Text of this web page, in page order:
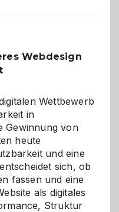
Webdesign
Wettbewerb
in
Gewinnung von
heute
und eine
sich, ob
fassen und eine
als digitales
Struktur